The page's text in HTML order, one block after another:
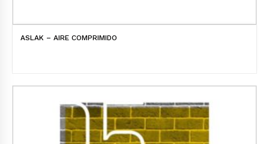
ASLAK – AIRE COMPRIMIDO